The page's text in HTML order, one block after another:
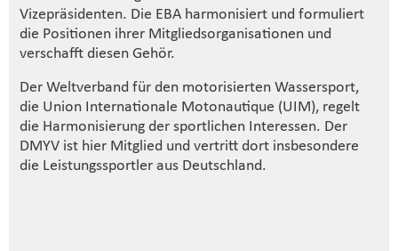
Vizepräsidenten. Die EBA harmonisiert und formuliert
die Positionen ihrer Mitgliedsorganisationen und
verschafft diesen Gehör.
Der Weltverband für den motorisierten Wassersport,
die Union Internationale Motonautique (UIM), regelt
die Harmonisierung der sportlichen Interessen. Der
DMYV ist hier Mitglied und vertritt dort insbesondere
die Leistungssportler aus Deutschland.